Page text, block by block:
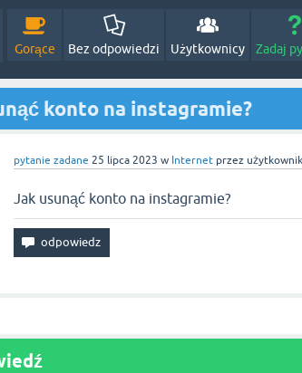
Gorące Bez odpowiedzi Użytkownicy Zadaj
konto na instagramie?
pytanie zadane 25 lipca 2023 w Internet przez
Jak usunąć konto na instagramie?